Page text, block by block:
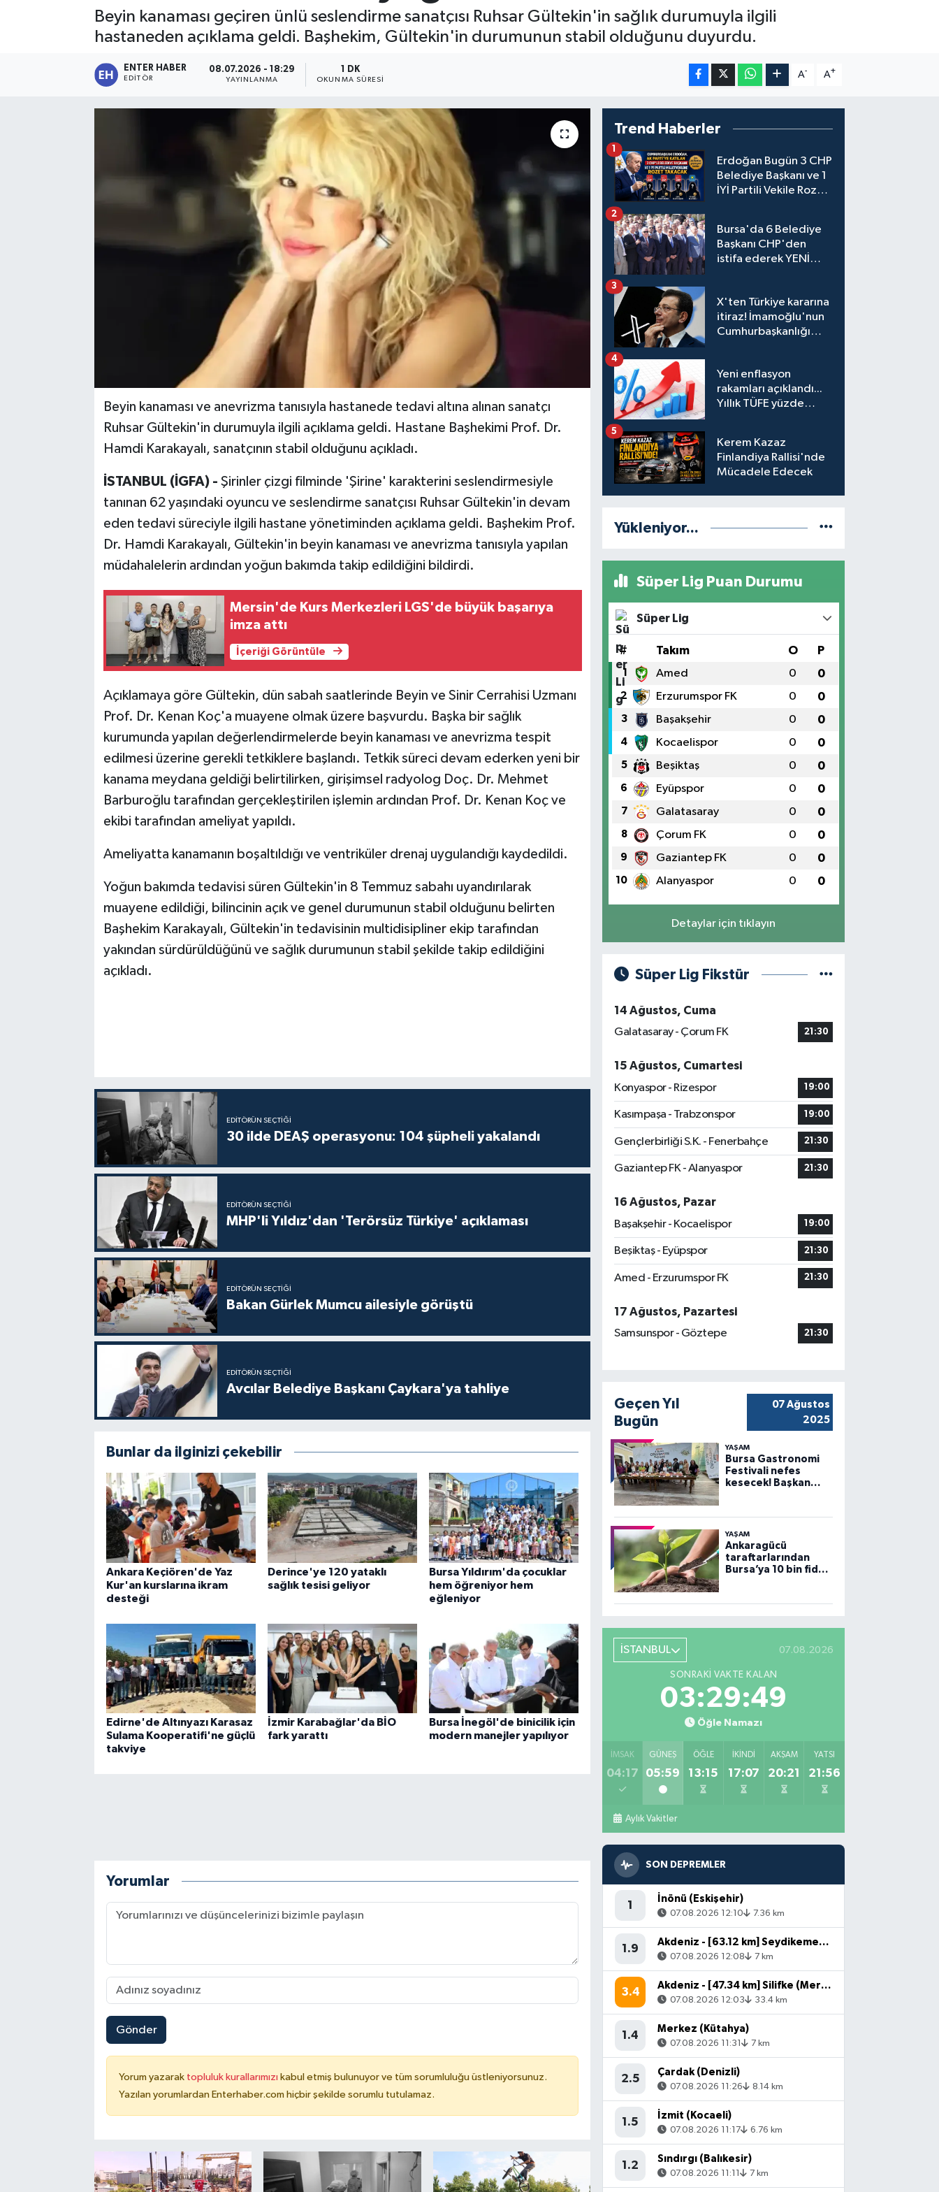
Beyin kanaması geçiren ünlü seslendirme sanatçısı Ruhsar Gültekin'in sağlık durumuyla ilgili
hastaneden açıklama geldi. Başhekim, Gültekin'in durumunun stabil olduğunu duyurdu.
ENTER HABER
EDITÖR
08.07.2026 - 18:29
YAYINLANMA
1 DK
OKUNMA SÜRESI
A- A+
Beyin kanaması ve anevrizma tanısıyla hastanede tedavi altına alınan sanatçı
Ruhsar Gültekin'in durumuyla ilgili açıklama geldi. Hastane Başhekimi Prof. Dr.
Hamdi Karakayalı, sanatçının stabil olduğunu açıkladı.
İSTANBUL (İGFA) - Şirinler çizgi filminde 'Şirine' karakterini seslendirmesiyle
tanınan 62 yaşındaki oyuncu ve seslendirme sanatçısı Ruhsar Gültekin'in devam
eden tedavi süreciyle ilgili hastane yönetiminden açıklama geldi. Başhekim Prof.
Dr. Hamdi Karakayalı, Gültekin'in beyin kanaması ve anevrizma tanısıyla yapılan
müdahalelerin ardından yoğun bakımda takip edildiğini bildirdi.
Mersin'de Kurs Merkezleri LGS'de büyük başarıya
imza attı
İçeriği Görüntüle
Açıklamaya göre Gültekin, dün sabah saatlerinde Beyin ve Sinir Cerrahisi Uzmanı
Prof. Dr. Kenan Koç'a muayene olmak üzere başvurdu. Başka bir sağlık
kurumunda yapılan değerlendirmelerde beyin kanaması ve anevrizma tespit
edilmesi üzerine gerekli tetkiklere başlandı. Tetkik süreci devam ederken yeni bir
kanama meydana geldiği belirtilirken, girişimsel radyolog Doç. Dr. Mehmet
Barburoğlu tarafından gerçekleştirilen işlemin ardından Prof. Dr. Kenan Koç ve
ekibi tarafından ameliyat yapıldı.
Ameliyatta kanamanın boşaltıldığı ve ventriküler drenaj uygulandığı kaydedildi.
Yoğun bakımda tedavisi süren Gültekin'in 8 Temmuz sabahı uyandırılarak
muayene edildiği, bilincinin açık ve genel durumunun stabil olduğunu belirten
Başhekim Karakayalı, Gültekin'in tedavisinin multidisipliner ekip tarafından
yakından sürdürüldüğünü ve sağlık durumunun stabil şekilde takip edildiğini
açıkladı.
EDITÖRÜN SEÇTIĞI
30 ilde DEAŞ operasyonu: 104 şüpheli yakalandı
EDITÖRÜN SEÇTIĞI
MHP'li Yıldız'dan 'Terörsüz Türkiye' açıklaması
EDITÖRÜN SEÇTIĞI
Bakan Gürlek Mumcu ailesiyle görüştü
EDITÖRÜN SEÇTIĞI
Avcılar Belediye Başkanı Çaykara'ya tahliye
Bunlar da ilginizi çekebilir
Ankara Keçiören'de Yaz
Kur'an kurslarına ikram
desteği
Derince'ye 120 yataklı
sağlık tesisi geliyor
Bursa Yıldırım'da çocuklar
hem öğreniyor hem
eğleniyor
Edirne'de Altınyazı Karasaz
Sulama Kooperatifi'ne güçlü
takviye
İzmir Karabağlar'da BİO
fark yarattı
Bursa İnegöl'de binicilik için
modern manejler yapılıyor
Yorumlar
Gönder
Yorum yazarak topluluk kurallarımızı kabul etmiş bulunuyor ve tüm sorumluluğu üstleniyorsunuz.
Yazılan yorumlardan Enterhaber.com hiçbir şekilde sorumlu tutulamaz.
Trend Haberler
Erdoğan Bugün 3 CHP
Belediye Başkanı ve 1
İYİ Partili Vekile Rozet
1
Bursa'da 6 Belediye
Başkanı CHP'den
istifa ederek YENİ
2
X'ten Türkiye kararına
itiraz! İmamoğlu'nun
Cumhurbaşkanlığı
engeli mahkemeye
taşındı
3
Yeni enflasyon
rakamları açıklandı...
Yıllık TÜFE yüzde
4
Kerem Kazaz
Finlandiya Rallisi'nde
Mücadele Edecek
5
Yükleniyor...
Süper Lig Puan Durumu
Süper Lig
# Takım O P
1 Amed 0 0
2 Erzurumspor FK 0 0
3 Başakşehir 0 0
4 Kocaelispor 0 0
5 Beşiktaş 0 0
6 Eyüpspor 0 0
7 Galatasaray 0 0
8 Çorum FK 0 0
9 Gaziantep FK 0 0
10 Alanyaspor 0 0
Detaylar için tıklayın
Süper Lig Fikstür
14 Ağustos, Cuma
Galatasaray - Çorum FK
21:30
15 Ağustos, Cumartesi
Konyaspor - Rizespor
19:00
Kasımpaşa - Trabzonspor 19:00
Gençlerbirliği S.K. - Fenerbahçe 21:30
Gaziantep FK - Alanyaspor 21:30
16 Ağustos, Pazar
Başakşehir - Kocaelispor
19:00
Beşiktaş - Eyüpspor 21:30
Amed - Erzurumspor FK 21:30
17 Ağustos, Pazartesi
Samsunspor - Göztepe
21:30
Geçen Yıl
Bugün
07 Ağustos
2025
YAŞAM
Bursa Gastronomi
Festivali nefes
kesecek! Başkan
açıklama
YAŞAM
Ankaragücü
taraftarlarından
Bursa’ya 10 bin fidan
İSTANBUL 07.08.2026
SONRAKI VAKTE KALAN
03:29:48
Öğle Namazı
İMSAK
04:17
GÜNEŞ
05:59
ÖĞLE
13:15
İKINDI
17:07
AKŞAM
20:21
YATSI
21:56
Aylık Vakitler
SON DEPREMLER
1
İnönü (Eskişehir)
07.08.2026 12:10 7.36 km
1.9
Akdeniz - [63.12 km] Seydikemer (Muğla)
07.08.2026 12:08 7 km
3.4
Akdeniz - [47.34 km] Silifke (Mersin)
07.08.2026 12:03 33.4 km
1.4
Merkez (Kütahya)
07.08.2026 11:31 7 km
2.5
Çardak (Denizli)
07.08.2026 11:26 8.14 km
1.5
İzmit (Kocaeli)
07.08.2026 11:17 6.76 km
1.2
Sındırgı (Balıkesir)
07.08.2026 11:11 7 km
KÜLTÜR SANAT